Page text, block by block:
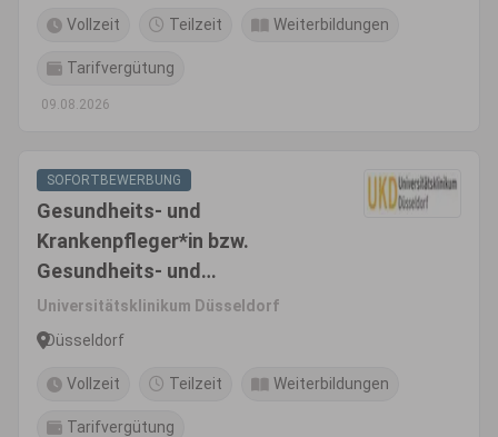
Anästhesie und Intensivpflege
bzw. Fachgesundheits- und
Vollzeit Teilzeit Weiterbildungen
Tarifvergütung
09.08.2026
SOFORTBEWERBUNG
Gesundheits- und
Krankenpfleger*in bzw.
Gesundheits- und
Kinderkrankenpfleger*in bzw.
Fachgesundheits- und
Anästhesie und Intensivpflege
bzw. Fachgesundheits- und
Universitätsklinikum Düsseldorf
Düsseldorf
Vollzeit Teilzeit Weiterbildungen
Tarifvergütung